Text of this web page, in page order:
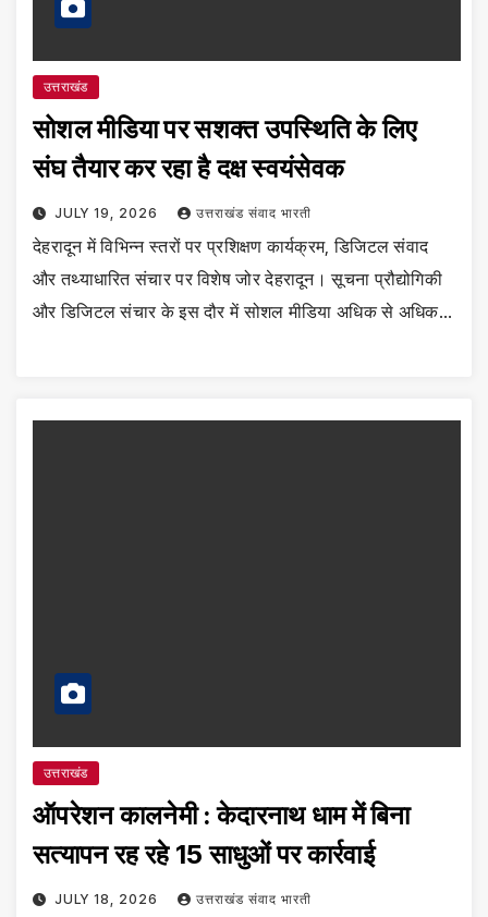
उत्तराखंड
सोशल मीडिया पर सशक्त उपस्थिति के लिए
संघ तैयार कर रहा है दक्ष स्वयंसेवक
JULY 19, 2026 उत्तराखंड संवाद भारती
देहरादून में विभिन्न स्तरों पर प्रशिक्षण कार्यक्रम, डिजिटल संवाद
और तथ्याधारित संचार पर विशेष जोर देहरादून। सूचना प्रौद्योगिकी
और डिजिटल संचार के इस दौर में सोशल मीडिया अधिक से अधिक…
उत्तराखंड
ऑपरेशन कालनेमी : केदारनाथ धाम में बिना
सत्यापन रह रहे 15 साधुओं पर कार्रवाई
JULY 18, 2026 उत्तराखंड संवाद भारती